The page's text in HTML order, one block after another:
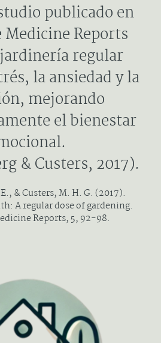
publicado en
Reports
regular
la ansiedad y la
mejorando
el bienestar
& Custers, 2017).
& Custers, M. H. G. (2017).
A regular dose of gardening.
Reports, 5, 92-98.